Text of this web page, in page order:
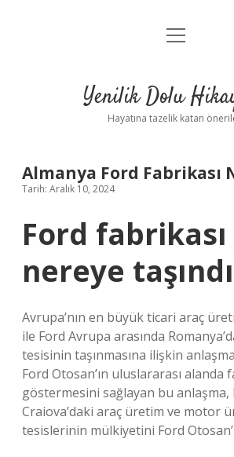
Anasayfa
Yasal Uyarı
menüyü
Yenilik Dolu
Hayatına tazelik katan
Almanya Ford Fabrikası
Tarih: Aralık 10, 2024
Ford fabrikası
nereye
Avrupa’nın en büyük ticari araç
ile Ford Avrupa arasında
tesisinin taşınmasına ilişkin
Ford Otosan’ın uluslararası alanda
göstermesini sağlayan bu anlaşma,
Craiova’daki araç üretim ve motor
tesislerinin mülkiyetini Ford